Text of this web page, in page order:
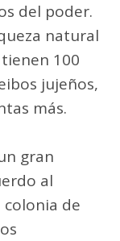
del poder.
natural
100
jujeños,
más.
gran
al
de